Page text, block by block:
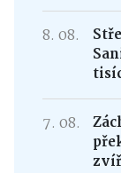
8. 08.
7. 08.